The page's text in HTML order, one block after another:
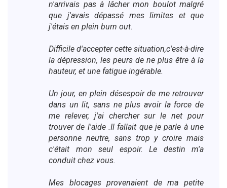
n'arrivais pas à lâcher mon boulot malgré
que j'avais dépassé mes limites et que
j'étais en plein burn out.
Difficile d'accepter cette situation,c'est-à-dire
la dépression, les peurs de ne plus être à la
hauteur, et une fatigue ingérable.
Un jour, en plein désespoir de me retrouver
dans un lit, sans ne plus avoir la force de
me relever, j'ai chercher sur le net pour
trouver de l'aide .Il fallait que je parle à une
personne neutre, sans trop y croire mais
c'était mon seul espoir. Le destin m'a
conduit chez vous.
Mes blocages provenaient de ma petite